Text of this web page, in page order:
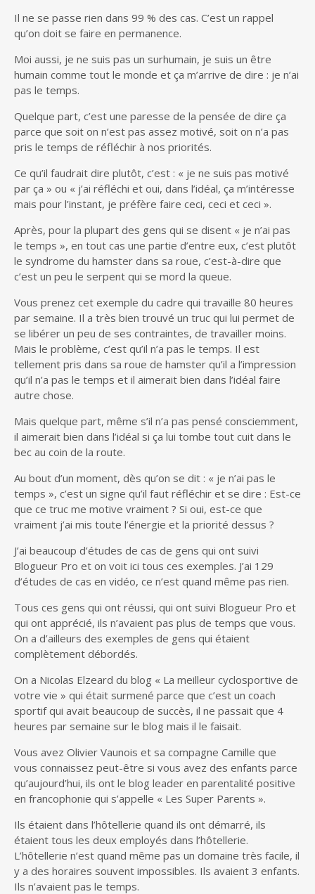
Il ne se passe rien dans 99 % des cas. C’est un rappel
qu’on doit se faire en permanence.
Moi aussi, je ne suis pas un surhumain, je suis un être
humain comme tout le monde et ça m’arrive de dire : je n’ai
pas le temps.
Quelque part, c’est une paresse de la pensée de dire ça
parce que soit on n’est pas assez motivé, soit on n’a pas
pris le temps de réfléchir à nos priorités.
Ce qu’il faudrait dire plutôt, c’est : « je ne suis pas motivé
par ça » ou « j’ai réfléchi et oui, dans l’idéal, ça m’intéresse
mais pour l’instant, je préfère faire ceci, ceci et ceci ».
Après, pour la plupart des gens qui se disent « je n’ai pas
le temps », en tout cas une partie d’entre eux, c’est plutôt
le syndrome du hamster dans sa roue, c’est-à-dire que
c’est un peu le serpent qui se mord la queue.
Vous prenez cet exemple du cadre qui travaille 80 heures
par semaine. Il a très bien trouvé un truc qui lui permet de
se libérer un peu de ses contraintes, de travailler moins.
Mais le problème, c’est qu’il n’a pas le temps. Il est
tellement pris dans sa roue de hamster qu’il a l’impression
qu’il n’a pas le temps et il aimerait bien dans l’idéal faire
autre chose.
Mais quelque part, même s’il n’a pas pensé consciemment,
il aimerait bien dans l’idéal si ça lui tombe tout cuit dans le
bec au coin de la route.
Au bout d’un moment, dès qu’on se dit : « je n’ai pas le
temps », c’est un signe qu’il faut réfléchir et se dire : Est-ce
que ce truc me motive vraiment ? Si oui, est-ce que
vraiment j’ai mis toute l’énergie et la priorité dessus ?
J’ai beaucoup d’études de cas de gens qui ont suivi
Blogueur Pro et on voit ici tous ces exemples. J’ai 129
d’études de cas en vidéo, ce n’est quand même pas rien.
Tous ces gens qui ont réussi, qui ont suivi Blogueur Pro et
qui ont apprécié, ils n’avaient pas plus de temps que vous.
On a d’ailleurs des exemples de gens qui étaient
complètement débordés.
On a Nicolas Elzeard du blog « La meilleur cyclosportive de
votre vie » qui était surmené parce que c’est un coach
sportif qui avait beaucoup de succès, il ne passait que 4
heures par semaine sur le blog mais il le faisait.
Vous avez Olivier Vaunois et sa compagne Camille que
vous connaissez peut-être si vous avez des enfants parce
qu’aujourd’hui, ils ont le blog leader en parentalité positive
en francophonie qui s’appelle « Les Super Parents ».
Ils étaient dans l’hôtellerie quand ils ont démarré, ils
étaient tous les deux employés dans l’hôtellerie.
L’hôtellerie n’est quand même pas un domaine très facile, il
y a des horaires souvent impossibles. Ils avaient 3 enfants.
Ils n’avaient pas le temps.